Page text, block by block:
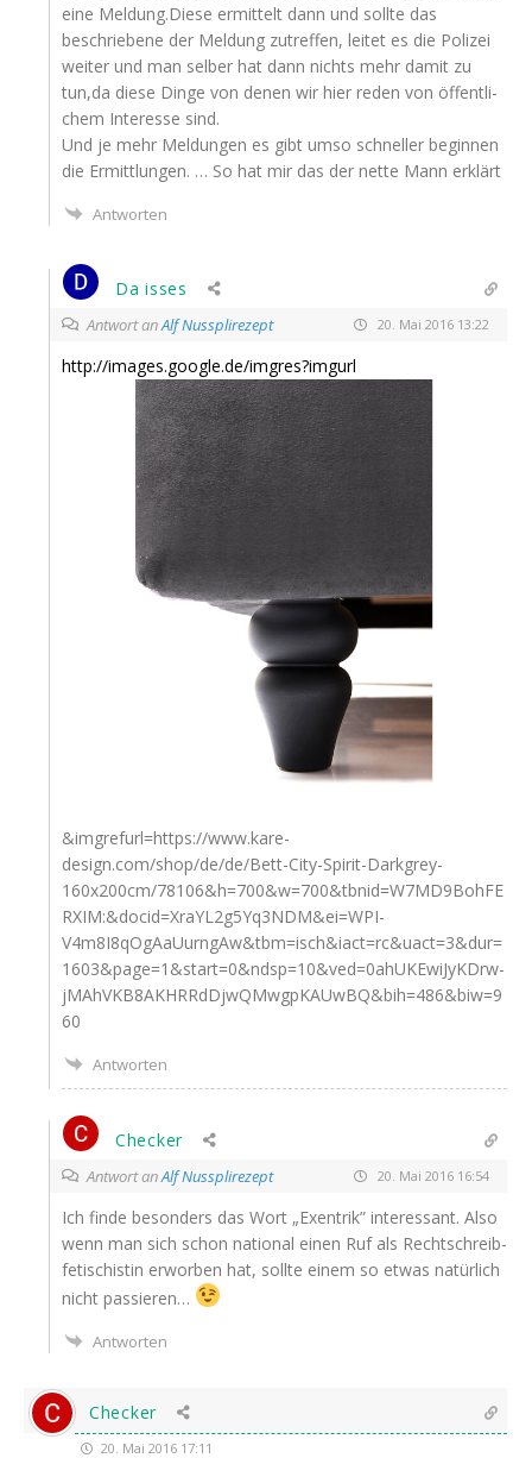
eine Meldung.Diese ermit­telt dann und soll­te das
beschrie­be­ne der Mel­dung zutref­fen, lei­tet es die Poli­zei
wei­ter und man sel­ber hat dann nichts mehr damit zu
tun,da die­se Din­ge von denen wir hier reden von öffent­li­
chem Inter­es­se sind.
Und je mehr Mel­dun­gen es gibt umso schnel­ler begin­nen
die Ermitt­lun­gen. … So hat mir das der net­te Mann erklärt
Antworten
Da isses
Antwort anAlf Nussplirezept 20. Mai 2016 13:22
http://images.google.de/imgres?imgurl
&imgrefurl=https://www.kare-
design.com/shop/de/de/Bett-City-Spirit-Darkgrey-
160x200cm/78106&h=700&w=700&tbnid=W7MD9BohFE
RXIM:&docid=XraYL2g5Yq3NDM&ei=WPI-
V4m8I8qOgAaUurngAw&tbm=isch&iact=rc&uact=3&dur=
1603&page=1&start=0&ndsp=10&ved=0ahUKEwiJyKDrw-
jMAhVKB8AKHRRdDjwQMwgpKAUwBQ&bih=486&biw=9
60
Antworten
Checker
Antwort anAlf Nussplirezept 20. Mai 2016 16:54
Ich fin­de beson­ders das Wort „Exen­trik” inter­es­sant. Also
wenn man sich schon natio­nal einen Ruf als Recht­schreib­
fe­ti­schis­tin erwor­ben hat, soll­te einem so etwas natür­lich
nicht passieren…
Antworten
Checker
20. Mai 2016 17:11